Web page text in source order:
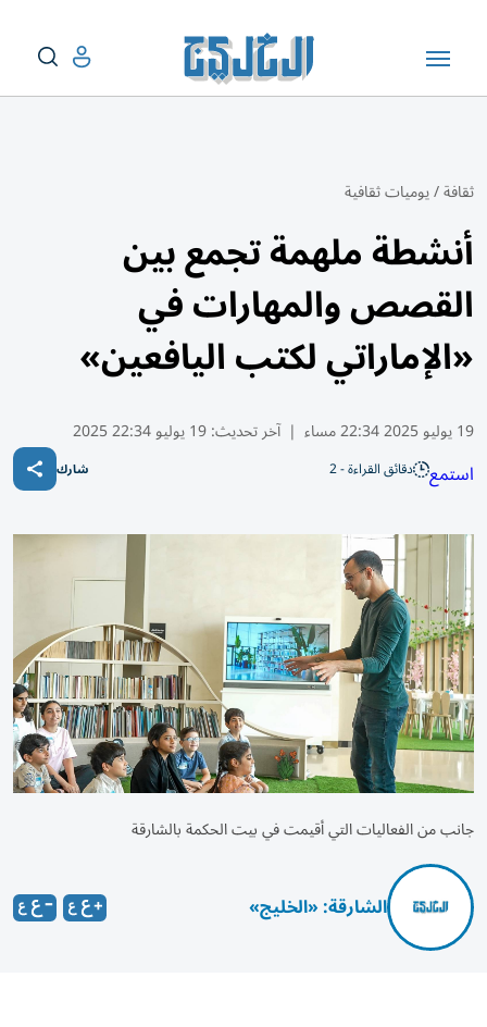
ثقافة/يوميات ثقافية
أنشطة ملهمة تجمع بين
القصص والمهارات في
«الإماراتي لكتب اليافعين»
19 يوليو 2025 22:34 مساء | آخر تحديث:19 يوليو 22:34 2025
استمع دقائق القراءة - 2 شارك
جانب من الفعاليات التي أقيمت في بيت الحكمة بالشارقة
الشارقة: «الخليج»